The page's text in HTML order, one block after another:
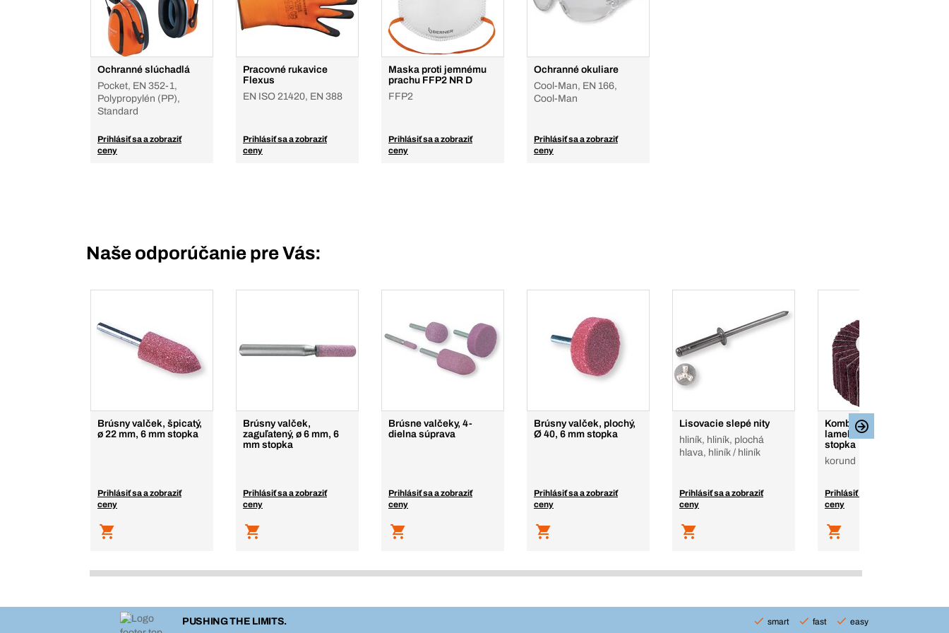
Ochranné slúchadlá
Pocket, EN 352-1,
Polypropylén (PP),
Standard
Prihlásiť sa a zobraziť
ceny
Pracovné rukavice
Flexus
EN ISO 21420, EN 388
Prihlásiť sa a zobraziť
ceny
Maska proti jemnému
prachu FFP2 NR D
FFP2
Prihlásiť sa a zobraziť
ceny
Ochranné okuliare
Cool-Man, EN 166,
Cool-Man
Prihlásiť sa a zobraziť
ceny
Naše odporúčanie pre Vás:
Brúsny valček, špicatý,
ø 22 mm, 6 mm stopka
Prihlásiť sa a zobraziť
ceny
Brúsny valček,
zaguľatený, ø 6 mm, 6
mm stopka
Prihlásiť sa a zobraziť
ceny
Brúsne valčeky, 4-
dielna súprava
Prihlásiť sa a zobraziť
ceny
Brúsny valček, plochý,
Ø 40, 6 mm stopka
Prihlásiť sa a zobraziť
ceny
Lisovacie slepé nity
hliník, hliník, plochá
hlava, hliník / hliník
Prihlásiť sa a zobraziť
ceny
Kombinovaný brúsny
lamelový valček, 6 mm
stopka
korund
Prihlásiť sa a zobraziť
ceny
PUSHING THE LIMITS. smart fast easy